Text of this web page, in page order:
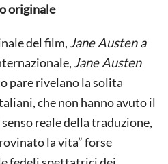
originale
del film, Jane Austen a
Jane Austen
pare rivelano la solita
che non hanno avuto il
reale della traduzione,
la vita” forse